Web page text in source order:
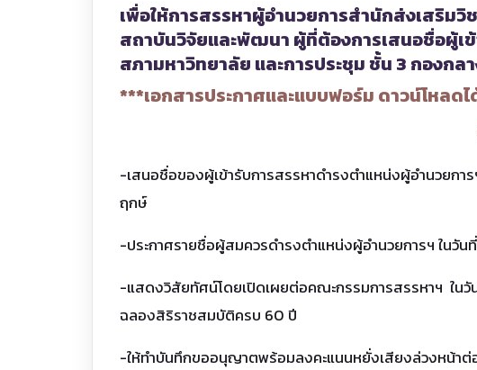
เพื่อให้การสรรหาผู้อำนวยการสำนักส่งเสริม
สถาบันวิจัยและพัฒนา ผู้ที่ต้องการเสนอชื่อผู้เ
สภามหาวิทยาลัย และการประชุม ชั้น 3 กองก
***เอกสารประกาศและแบบฟอร์ม ดาวน์โหลด
-เสนอชื่อของผู้เข้ารับการสรรหาดำรงตำแหน่งผู้อำนวยกา
ฤกษ์
-ประกาศรายชื่อผู้สมควรดำรงตำแหน่งผู้อำนวยการฯ ใน
-แสดงวิสัยทัศน์โดยเปิดเผยต่อคณะกรรมการสรรหาฯ ในวั
ฉลองสิริราชสมบัติครบ 60 ปี
-ให้ทำบันทึกขออนุญาตพร้อมลงคะแนนหยั่งเสียงล่วงหน้าต่